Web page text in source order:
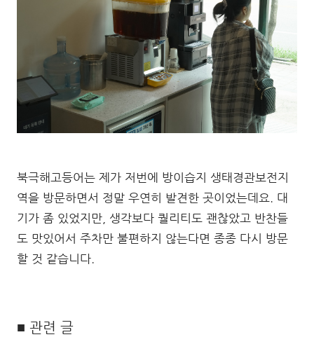
북극해고등어는 제가 저번에 방이습지 생태경관보전지
역을 방문하면서 정말 우연히 발견한 곳이었는데요. 대
기가 좀 있었지만, 생각보다 퀄리티도 괜찮았고 반찬들
도 맛있어서 주차만 불편하지 않는다면 종종 다시 방문
할 것 같습니다.
■ 관련 글